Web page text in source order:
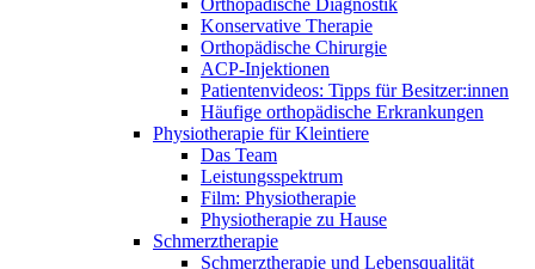
Orthopädische Diagnostik
Konservative Therapie
Orthopädische Chirurgie
ACP-Injektionen
Patientenvideos: Tipps für Besitzer:innen
Häufige orthopädische Erkrankungen
Physiotherapie für Kleintiere
Das Team
Leistungsspektrum
Film: Physiotherapie
Physiotherapie zu Hause
Schmerztherapie
Schmerztherapie und Lebensqualität